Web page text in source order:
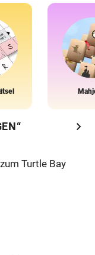
chevron_right